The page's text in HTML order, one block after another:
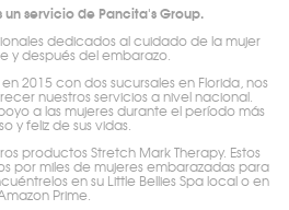
un servicio de Pancita's Group.
dedicados al cuidado de la mujer
y después del embarazo.
2015 con dos sucursales en Florida, nos
nuestros servicios a nivel nacional.
a las mujeres durante el período más
y feliz de sus vidas.
productos Stretch Mark Therapy. Estos
por miles de mujeres embarazadas para
en su Little Bellies Spa local o en
Prime.